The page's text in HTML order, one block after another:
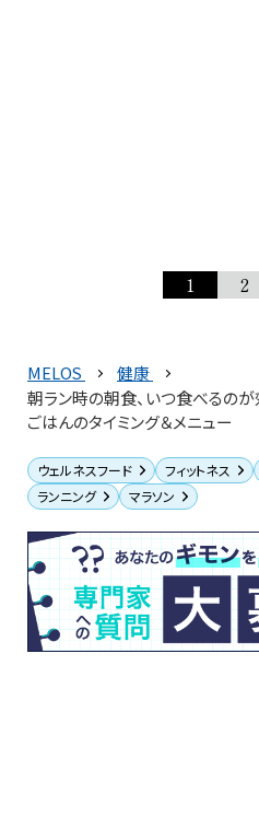
1 2
MELOS
健康
朝ラン時の朝食、いつ食べるの
ごはんのタイミング＆メニュー
ウェルネスフード フィットネス
ランニング
マラソン